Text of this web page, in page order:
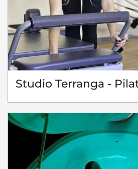
Studio Terranga -